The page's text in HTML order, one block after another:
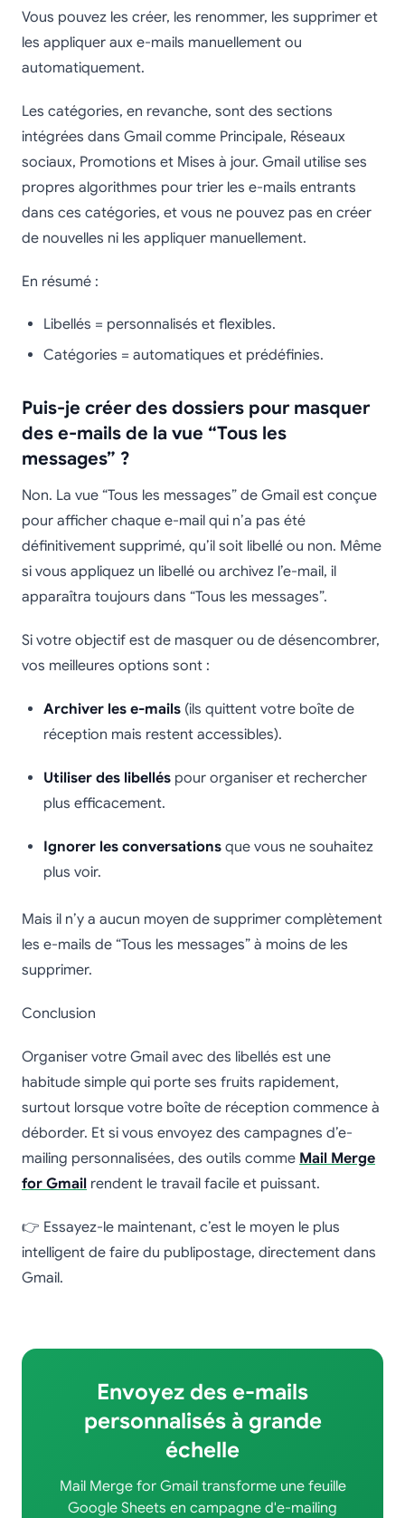
Vous pouvez les créer, les renommer, les supprimer et
les appliquer aux e-mails manuellement ou
automatiquement.
Les catégories, en revanche, sont des sections
intégrées dans Gmail comme Principale, Réseaux
sociaux, Promotions et Mises à jour. Gmail utilise ses
propres algorithmes pour trier les e-mails entrants
dans ces catégories, et vous ne pouvez pas en créer
de nouvelles ni les appliquer manuellement.
En résumé :
Libellés = personnalisés et flexibles.
Catégories = automatiques et prédéfinies.
Puis-je créer des dossiers pour masquer
des e-mails de la vue “Tous les
messages” ?
Non. La vue “Tous les messages” de Gmail est conçue
pour afficher chaque e-mail qui n’a pas été
définitivement supprimé, qu’il soit libellé ou non. Même
si vous appliquez un libellé ou archivez l’e-mail, il
apparaîtra toujours dans “Tous les messages”.
Si votre objectif est de masquer ou de désencombrer,
vos meilleures options sont :
Archiver les e-mails (ils quittent votre boîte de
réception mais restent accessibles).
Utiliser des libellés pour organiser et rechercher
plus efficacement.
Ignorer les conversations que vous ne souhaitez
plus voir.
Mais il n’y a aucun moyen de supprimer complètement
les e-mails de “Tous les messages” à moins de les
supprimer.
Conclusion
Organiser votre Gmail avec des libellés est une
habitude simple qui porte ses fruits rapidement,
surtout lorsque votre boîte de réception commence à
déborder. Et si vous envoyez des campagnes d’e-
mailing personnalisées, des outils comme Mail Merge
for Gmail rendent le travail facile et puissant.
👉 Essayez-le maintenant, c’est le moyen le plus
intelligent de faire du publipostage, directement dans
Gmail.
Envoyez des e-mails
personnalisés à grande
échelle
Mail Merge for Gmail transforme une feuille
Google Sheets en campagne d'e-mailing